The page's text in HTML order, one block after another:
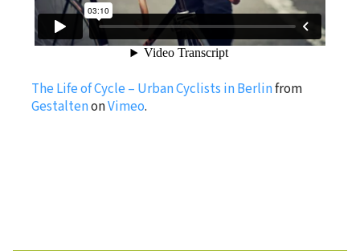
The Life of Cycle – Urban Cyclists in Berlinfrom
GestaltenonVimeo.